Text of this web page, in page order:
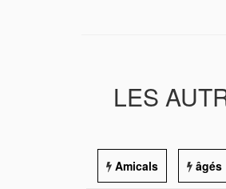
LES
Amicals âgés